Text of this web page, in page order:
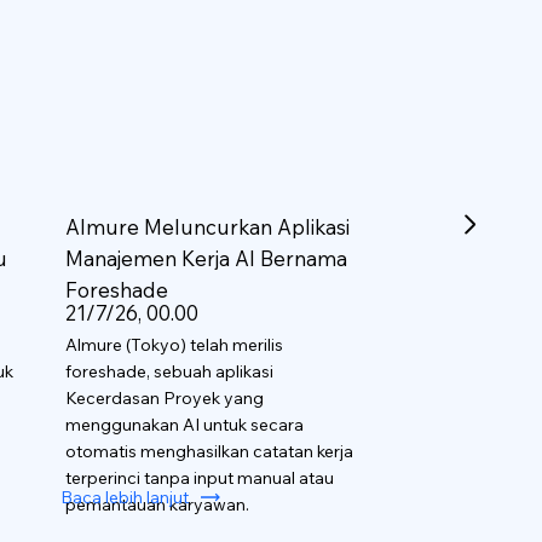
Almure Meluncurkan Aplikasi
Manajemen Kerja AI Bernama
Foreshade
21/7/26, 00.00
Almure (Tokyo) telah merilis
foreshade, sebuah aplikasi
Kecerdasan Proyek yang
menggunakan AI untuk secara
otomatis menghasilkan catatan kerja
terperinci tanpa input manual atau
pemantauan karyawan.
Baca lebih lanjut